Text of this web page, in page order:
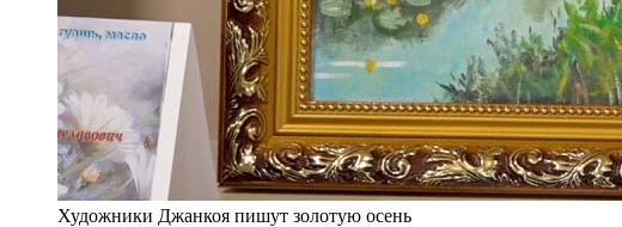
Художники Джанкоя пишут золотую осень